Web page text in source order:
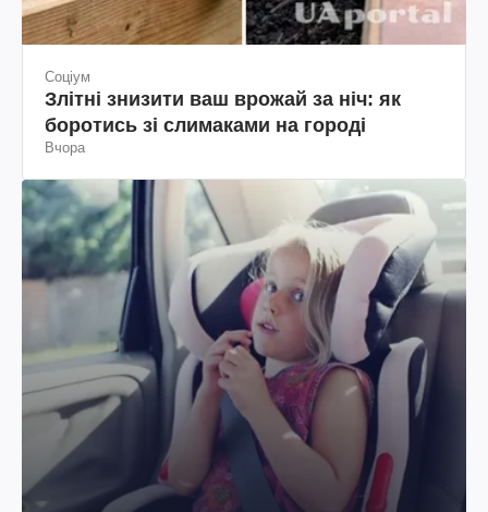
Соціум
Злітні знизити ваш врожай за ніч: як
боротись зі слимаками на городі
Вчора